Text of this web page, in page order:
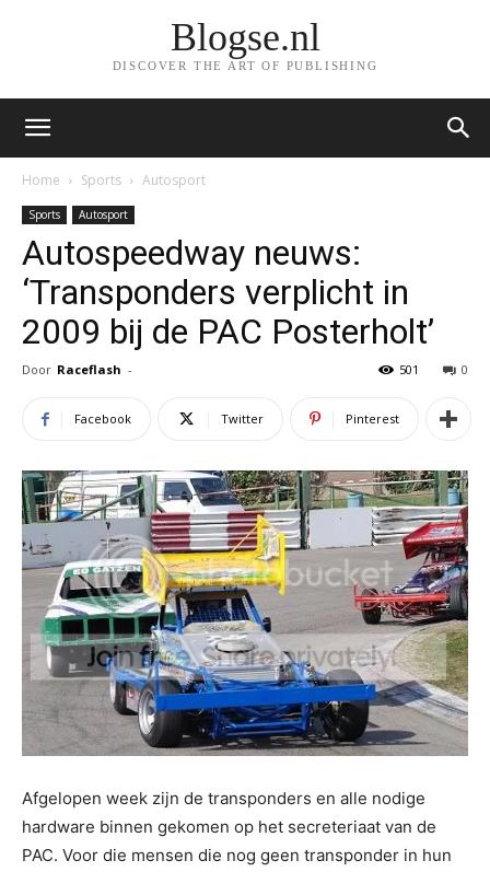
Blogse.nl
DISCOVER THE ART OF PUBLISHING
Home Sports Autosport
Sports Autosport
Autospeedway neuws:
‘Transponders verplicht in
2009 bij de PAC Posterholt’
Door Raceflash - 0
501
Facebook Twitter Pinterest
Afgelopen week zijn de transponders en alle nodige
hardware binnen gekomen op het secreteriaat van de
PAC. Voor die mensen die nog geen transponder in hun